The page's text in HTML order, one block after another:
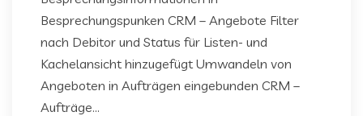
Besprechungspunken CRM – Angebote Filter
nach Debitor und Status für Listen- und
Kachelansicht hinzugefügt Umwandeln von
Angeboten in Aufträgen eingebunden CRM –
Aufträge...